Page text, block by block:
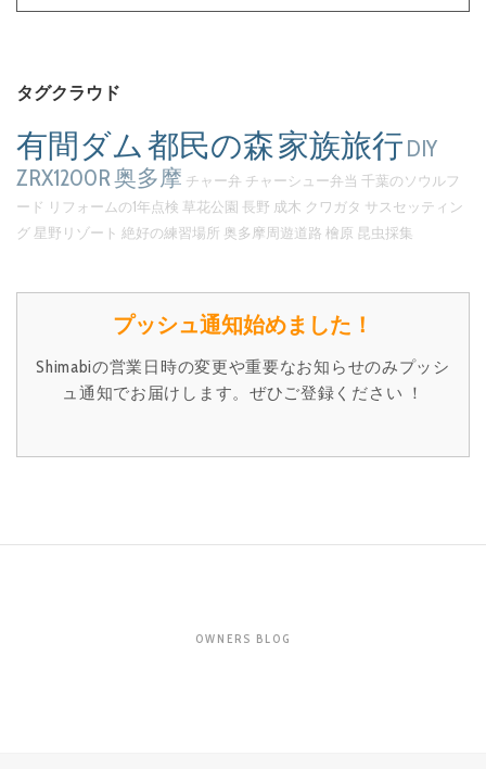
タグクラウド
有間ダム都民の森家族旅行DIY
ZRX1200R奥多摩 チャー弁 チャーシュー弁当 千葉のソウルフ
ード リフォームの1年点検 草花公園 長野 成木 クワガタ サスセッティン
グ星野リゾート 絶好の練習場所 奥多摩周遊道路 檜原 昆虫採集
プッシュ通知始めました！
Shimabiの営業日時の変更や重要なお知らせのみプッシ
ュ通知でお届けします。ぜひご登録ください ！
OWNERS BLOG